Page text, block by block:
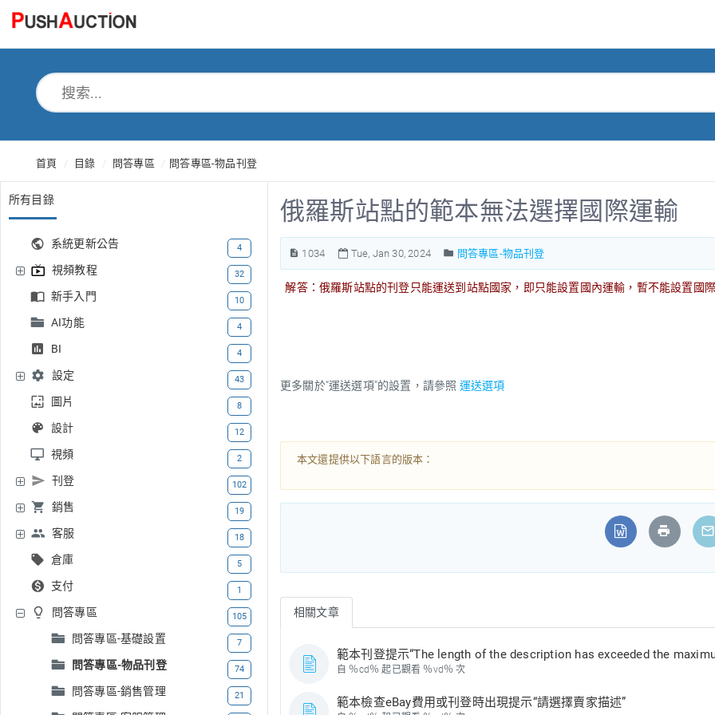
首頁 目錄 問答專區 問答專區-物品刊登
所有目錄
系統更新公告 4
視頻教程 32
新手入門 10
AI功能 4
BI 4
設定 43
圖片 8
設計 12
視頻 2
刊登 102
銷售 19
客服 18
倉庫 5
支付 1
問答專區 105
問答專區-基礎設置 7
問答專區-物品刊登 74
問答專區-銷售管理 21
俄羅斯站點的範本無法選擇國際運輸
1034 Tue, Jan 30, 2024 問答專區-物品刊登
解答：俄羅斯站點的刊登只能運送到站點國家，即只能設置國內運輸，暫不能設置國
更多關於“運送選項”的設置，請參照 運送選項
本文還提供以下語言的版本：
相關文章
範本刊登提示“The length of the description has exceeded the
自 ％cd％ 起已觀看 ％vd％ 次
範本檢查eBay費用或刊登時出現提示“請選擇賣家描述”